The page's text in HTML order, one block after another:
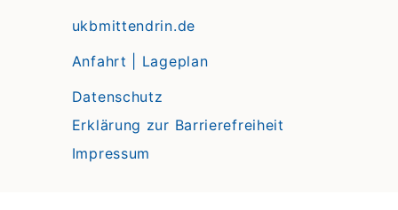
ukbmittendrin.de
Anfahrt | Lageplan
Datenschutz
Erklärung zur Barrierefreiheit
Impressum